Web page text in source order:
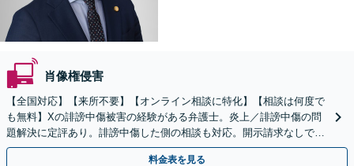
肖像権侵害
【全国対応】【来所不要】【オンライン相談に特化】【相談は何度で
も無料】Xの誹謗中傷被害の経験がある弁護士。炎上／誹謗中傷の問
題解決に定評あり。誹謗中傷した側の相談も対応。開示請求なしで本
人の特定ができる場合もあり。
料金表を見る